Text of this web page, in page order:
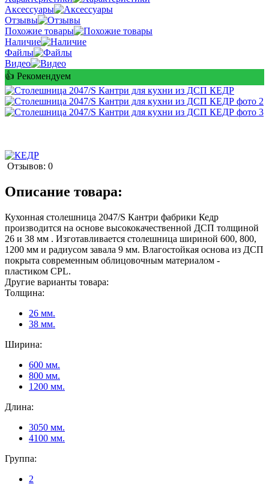
Аксессуары
Отзывы
Похожие товары
Наличие
Файлы
идео
👍 Рекомендуем
Отзывов: 0
Описание товара:
Кухонная столешница 2047/S Кантри фабрики Кедр
производится на основе высококачественной ДСП толщиной
26 и 38 мм . Изготавливается столешница шириной 600, 800,
1200 мм и радиусом завала 9 мм. Влагостойкая основа из ДСП
покрыта современным облицовочным материалом -
пластиком CPL.
Другие варианты товара:
Толщина:
26 мм.
38 мм.
Ширина:
600 мм.
800 мм.
1200 мм.
Длина:
3050 мм.
4100 мм.
Группа:
2